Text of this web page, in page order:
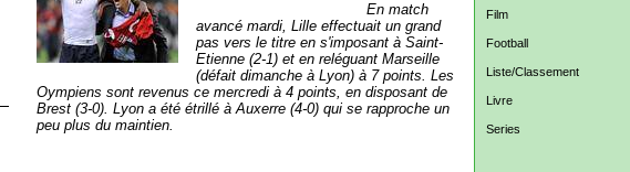
Film
Football
Liste/Classement
Livre
Series
En match
avancé mardi, Lille effectuait un grand
pas vers le titre en s'imposant à Saint-
Etienne (2-1) et en reléguant Marseille
(défait dimanche à Lyon) à 7 points. Les
Oympiens sont revenus ce mercredi à 4 points, en disposant de
Brest (3-0). Lyon a été étrillé à Auxerre (4-0) qui se rapproche un
peu plus du maintien.